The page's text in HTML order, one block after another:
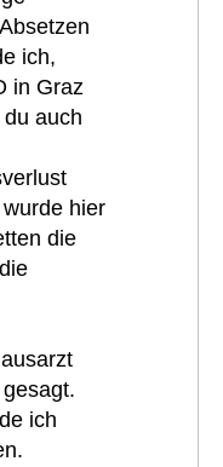
ich,
in Graz
auch
hier
die
ich